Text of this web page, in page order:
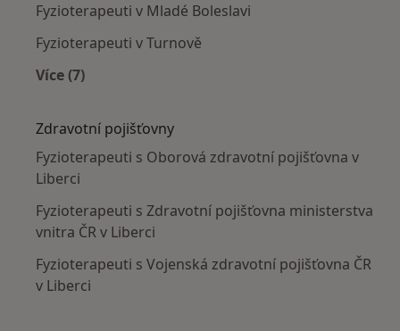
Fyzioterapeuti v Mladé Boleslavi
Fyzioterapeuti v Turnově
Více (7)
Zdravotní pojišťovny
Fyzioterapeuti s Oborová zdravotní pojišťovna v
Liberci
Fyzioterapeuti s Zdravotní pojišťovna ministerstva
vnitra ČR v Liberci
Fyzioterapeuti s Vojenská zdravotní pojišťovna ČR
v Liberci